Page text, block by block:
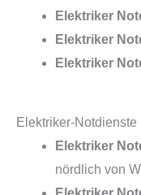
Elektriker
Elektriker
Elektriker
Elektriker-
Elektriker
nördlich von